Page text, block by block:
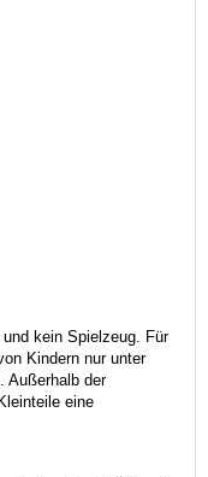
kein Spielzeug. Für
Kindern nur unter
Außerhalb der
eine